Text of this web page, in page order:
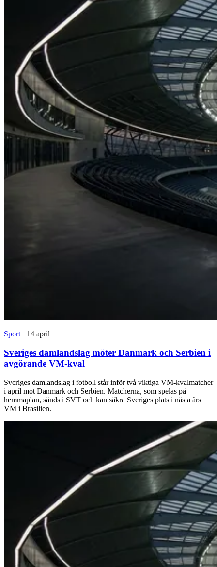
Sport · 14 april
Sveriges damlandslag möter Danmark och Serbien i
avgörande VM-kval
Sveriges damlandslag i fotboll står inför två viktiga VM-kvalmatcher
i april mot Danmark och Serbien. Matcherna, som spelas på
hemmaplan, sänds i SVT och kan säkra Sveriges plats i nästa års
VM i Brasilien.